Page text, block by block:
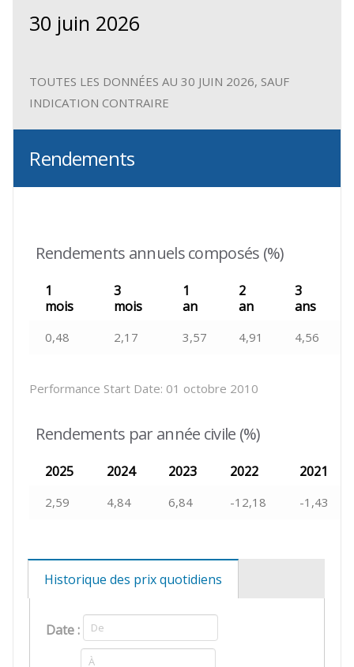
30 juin 2026
TOUTES LES DONNÉES AU 30 JUIN 2026, SAUF
INDICATION CONTRAIRE
Rendements
Rendements annuels composés (%)
1
mois
3
mois
1
an
2
an
3
ans
0,48 2,17 3,57 4,91 4,56
Performance Start Date: 01 octobre 2010
Rendements par année civile (%)
2025 2024 2023 2022 2021
2,59 4,84 6,84 -12,18 -1,43
Historique des prix quotidiens
Date :